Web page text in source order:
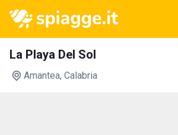
La Playa Del Sol
Amantea, Calabria